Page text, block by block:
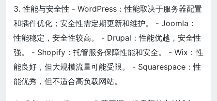
3. 性能与安全性 - WordPress：性能取决于服务器配置
和插件优化；安全性需定期更新和维护。 - Joomla：
性能稳定，安全性较高。 - Drupal：性能优越，安全性
强。 - Shopify：托管服务保障性能和安全。 - Wix：性
能良好，但大规模流量可能受限。 - Squarespace：性
能优秀，但不适合高负载网站。